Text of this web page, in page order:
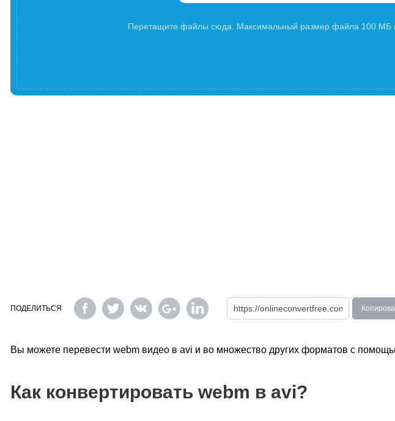
Перетащите файлы сюда. Максимальный размер файла 100 МБ
ПОДЕЛИТЬСЯ
Вы можете перевести webm видео в avi и во множество других форматов с
Как конвертировать webm в avi?